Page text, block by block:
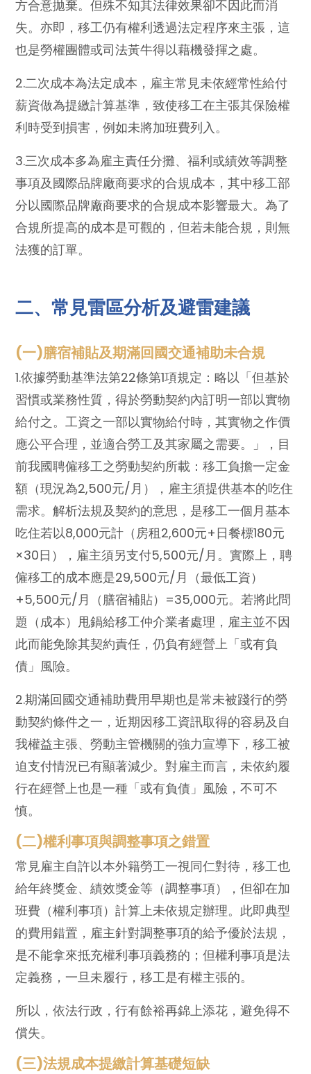
方合意拋棄。但殊不知其法律效果卻不因此而消
失。亦即，移工仍有權利透過法定程序來主張，這
也是勞權團體或司法黃牛得以藉機發揮之處。
2.二次成本為法定成本，雇主常見未依經常性給付
薪資做為提繳計算基準，致使移工在主張其保險權
利時受到損害，例如未將加班費列入。
3.三次成本多為雇主責任分攤、福利或績效等調整
事項及國際品牌廠商要求的合規成本，其中移工部
分以國際品牌廠商要求的合規成本影響最大。為了
合規所提高的成本是可觀的，但若未能合規，則無
法獲的訂單。
二、常見雷區分析及避雷建議
(一)膳宿補貼及期滿回國交通補助未合規
1.依據勞動基準法第22條第1項規定：略以「但基於
習慣或業務性質，得於勞動契約內訂明一部以實物
給付之。工資之一部以實物給付時，其實物之作價
應公平合理，並適合勞工及其家屬之需要。」，目
前我國聘僱移工之勞動契約所載：移工負擔一定金
額（現況為2,500元/月），雇主須提供基本的吃住
需求。解析法規及契約的意思，是移工一個月基本
吃住若以8,000元計（房租2,600元+日餐標180元
×30日），雇主須另支付5,500元/月。實際上，聘
僱移工的成本應是29,500元/月（最低工資）
+5,500元/月（膳宿補貼）=35,000元。若將此問
題（成本）甩鍋給移工仲介業者處理，雇主並不因
此而能免除其契約責任，仍負有經營上「或有負
債」風險。
2.期滿回國交通補助費用早期也是常未被踐行的勞
動契約條件之一，近期因移工資訊取得的容易及自
我權益主張、勞動主管機關的強力宣導下，移工被
迫支付情況已有顯著減少。對雇主而言，未依約履
行在經營上也是一種「或有負債」風險，不可不
慎。
(二)權利事項與調整事項之錯置
常見雇主自許以本外籍勞工一視同仁對待，移工也
給年終獎金、績效獎金等（調整事項），但卻在加
班費（權利事項）計算上未依規定辦理。此即典型
的費用錯置，雇主針對調整事項的給予優於法規，
是不能拿來抵充權利事項義務的；但權利事項是法
定義務，一旦未履行，移工是有權主張的。
所以，依法行政，行有餘裕再錦上添花，避免得不
償失。
(三)法規成本提繳計算基礎短缺